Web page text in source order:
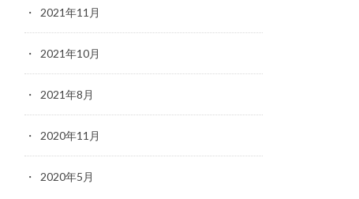
2021年11月
2021年10月
2021年8月
2020年11月
2020年5月